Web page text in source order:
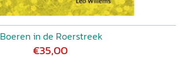
Boeren in de Roerstreek
€35,00